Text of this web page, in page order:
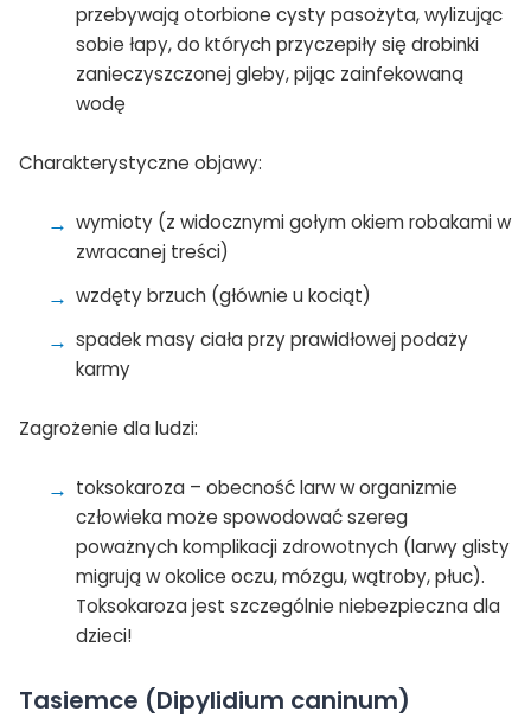
przebywają otorbione cysty pasożyta, wylizując
sobie łapy, do których przyczepiły się drobinki
zanieczyszczonej gleby, pijąc zainfekowaną
wodę
Charakterystyczne objawy:
wymioty (z widocznymi gołym okiem robakami w
zwracanej treści)
wzdęty brzuch (głównie u kociąt)
spadek masy ciała przy prawidłowej podaży
karmy
Zagrożenie dla ludzi:
toksokaroza – obecność larw w organizmie
człowieka może spowodować szereg
poważnych komplikacji zdrowotnych (larwy glisty
migrują w okolice oczu, mózgu, wątroby, płuc).
Toksokaroza jest szczególnie niebezpieczna dla
dzieci!
Tasiemce (Dipylidium caninum)